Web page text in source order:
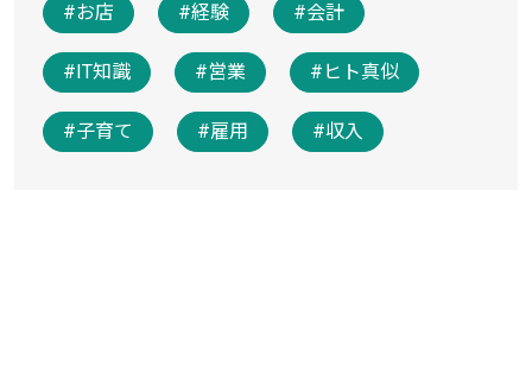
#お店 #経験 #会計
#IT知識 #営業 #ヒト真似
#子育て #雇用 #収入